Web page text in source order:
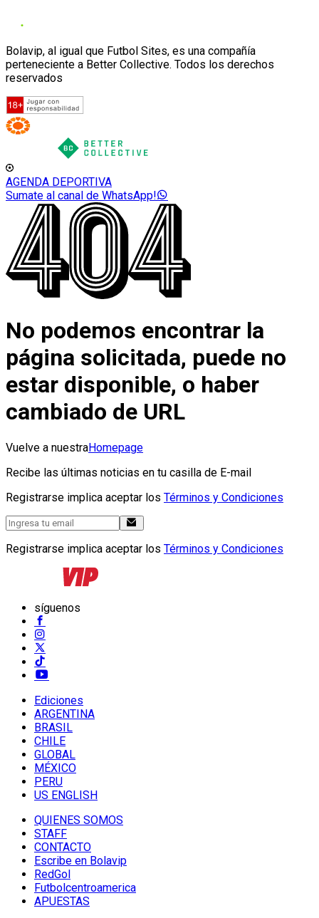
Bolavip, al igual que Futbol Sites, es una compañía
perteneciente a Better Collective. Todos los derechos
reservados
AGENDA DEPORTIVA
Sumate al canal de WhatsApp!
No podemos encontrar la
página solicitada, puede no
estar disponible, o haber
cambiado de URL
Vuelve a nuestraHomepage
Recibe las últimas noticias en tu casilla de E-mail
Registrarse implica aceptar los Términos y Condiciones
Registrarse implica aceptar los Términos y Condiciones
síguenos
Ediciones
ARGENTINA
BRASIL
CHILE
GLOBAL
MÉXICO
PERU
US ENGLISH
QUIENES SOMOS
STAFF
CONTACTO
Escribe en Bolavip
RedGol
Futbolcentroamerica
APUESTAS